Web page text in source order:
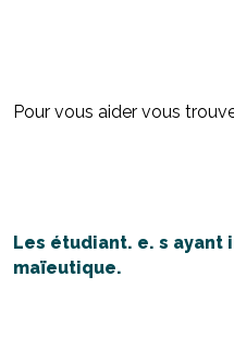
Pour vous aider vous
Les étudiant. e. s ayant
maïeutique.